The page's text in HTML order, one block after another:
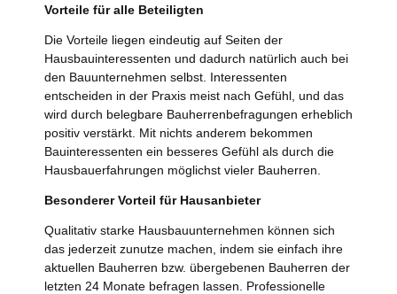
Vorteile für alle Beteiligten
Die Vorteile liegen eindeutig auf Seiten der
Hausbauinteressenten und dadurch natürlich auch bei
den Bauunternehmen selbst. Interessenten
entscheiden in der Praxis meist nach Gefühl, und das
wird durch belegbare Bauherrenbefragungen erheblich
positiv verstärkt. Mit nichts anderem bekommen
Bauinteressenten ein besseres Gefühl als durch die
Hausbauerfahrungen möglichst vieler Bauherren.
Besonderer Vorteil für Hausanbieter
Qualitativ starke Hausbauunternehmen können sich
das jederzeit zunutze machen, indem sie einfach ihre
aktuellen Bauherren bzw. übergebenen Bauherren der
letzten 24 Monate befragen lassen. Professionelle